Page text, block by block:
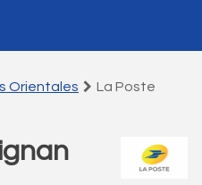
Orientales
La Poste